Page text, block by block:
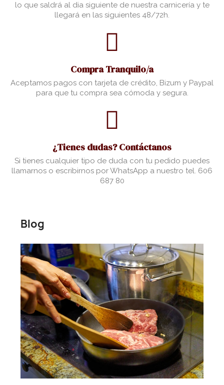
lo que saldrá al dia siguiente de nuestra carnicería y te
llegará en las siguientes 48/72h.
Compra Tranquilo/a
Aceptamos pagos con tarjeta de crédito, Bizum y Paypal
para que tu compra sea cómoda y segura.
¿Tienes dudas? Contáctanos
Si tienes cualquier tipo de duda con tu pedido puedes
llamarnos o escribirnos por WhatsApp a nuestro tel. 606
687 80
Blog